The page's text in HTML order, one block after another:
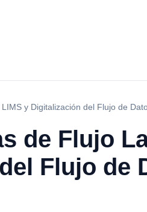
y Digitalización del Flujo de
de Flujo
Flujo de